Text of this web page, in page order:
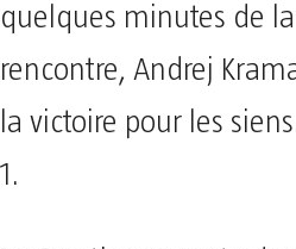
quelques minutes de
rencontre, Andrej
la victoire pour les
1.